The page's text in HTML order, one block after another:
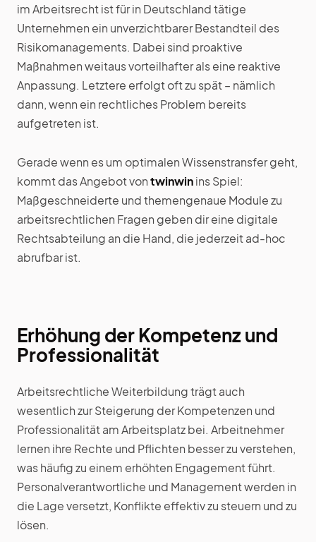
im Arbeitsrecht ist für in Deutschland tätige
Unternehmen ein unverzichtbarer Bestandteil des
Risikomanagements. Dabei sind proaktive
Maßnahmen weitaus vorteilhafter als eine reaktive
Anpassung. Letztere erfolgt oft zu spät – nämlich
dann, wenn ein rechtliches Problem bereits
aufgetreten ist.
Gerade wenn es um optimalen Wissenstransfer geht,
kommt das Angebot vontwinwinins Spiel:
Maßgeschneiderte und themengenaue Module zu
arbeitsrechtlichen Fragen geben dir eine digitale
Rechtsabteilung an die Hand, die jederzeit ad-hoc
abrufbar ist.
Erhöhung der Kompetenz und
Professionalität
Arbeitsrechtliche Weiterbildung trägt auch
wesentlich zur Steigerung der Kompetenzen und
Professionalität am Arbeitsplatz bei. Arbeitnehmer
lernen ihre Rechte und Pflichten besser zu verstehen,
was häufig zu einem erhöhten Engagement führt.
Personalverantwortliche und Management werden in
die Lage versetzt, Konflikte effektiv zu steuern und zu
lösen.